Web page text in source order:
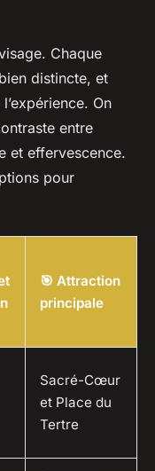
Chaque
distincte, et
On
entre
et effervescence.
pour
🎯 Attraction
principale
Sacré-Cœur
et Place du
Tertre